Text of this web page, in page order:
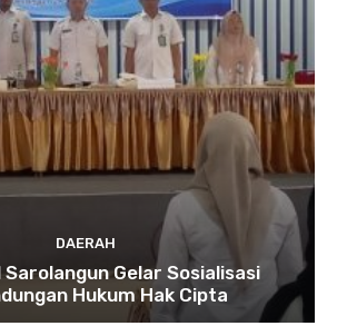
DAERAH
Sarolangun Gelar Sosialisasi
Hukum Hak Cipta